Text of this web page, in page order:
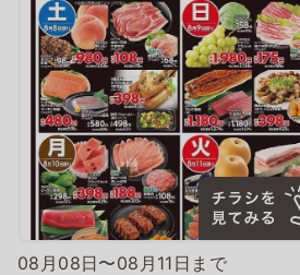
08月08日〜08月11日まで